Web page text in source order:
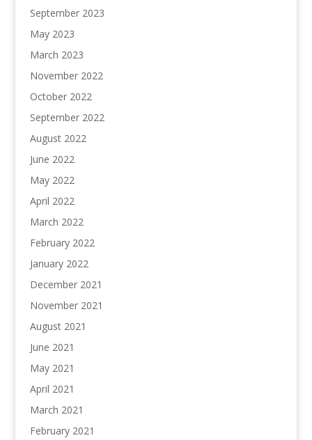
September 2023
May 2023
March 2023
November 2022
October 2022
September 2022
August 2022
June 2022
May 2022
April 2022
March 2022
February 2022
January 2022
December 2021
November 2021
August 2021
June 2021
May 2021
April 2021
March 2021
February 2021